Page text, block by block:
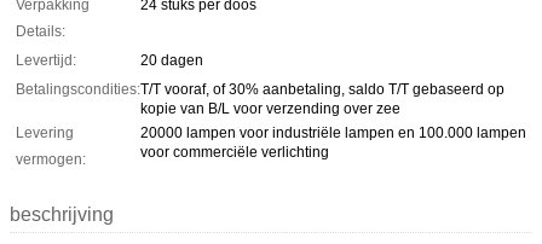
Verpakking
Details:
24 stuks per doos
Levertijd:
20 dagen
Betalingscondities:T/T vooraf, of 30% aanbetaling, saldo T/T gebaseerd op
kopie van B/L voor verzending over zee
Levering
vermogen:
20000 lampen voor industriële lampen en 100.000 lampen
voor commerciële verlichting
beschrijving